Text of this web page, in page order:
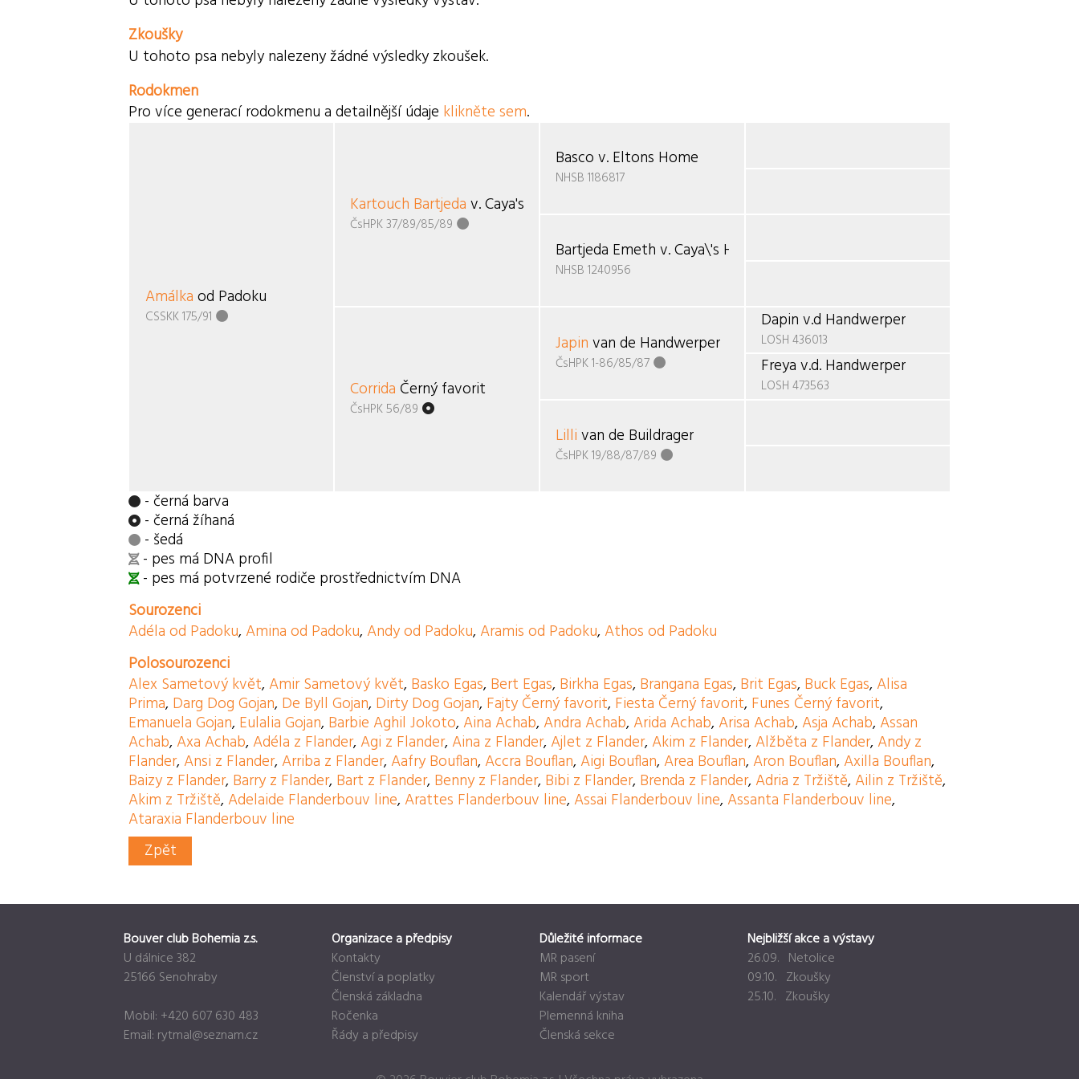
Zkoušky
U tohoto psa nebyly nalezeny žádné výsledky zkoušek.
Rodokmen
Pro více generací rodokmenu a detailnější údaje klikněte sem.
Amálka od Padoku
CSSKK 175/91
Kartouch Bartjeda v. Caya's Home
ČsHPK 37/89/85/89
Corrida Černý favorit
ČsHPK 56/89
Basco v. Eltons Home
NHSB 1186817
Bartjeda Emeth v. Caya\'s Home
NHSB 1240956
Japin van de Handwerper
ČsHPK 1-86/85/87
Lilli van de Buildrager
ČsHPK 19/88/87/89
Dapin v.d Handwerper
LOSH 436013
Freya v.d. Handwerper
LOSH 473563
- černá barva
- černá žíhaná
- šedá
- pes má DNA profil
- pes má potvrzené rodiče prostřednictvím DNA
Sourozenci
Adéla od Padoku, Amina od Padoku, Andy od Padoku, Aramis od Padoku, Athos od Padoku
Polosourozenci
Alex Sametový květ, Amir Sametový květ, Basko Egas, Bert Egas, Birkha Egas, Brangana Egas, Brit Egas, Buck Egas, Alisa
Prima, Darg Dog Gojan, De Byll Gojan, Dirty Dog Gojan, Fajty Černý favorit, Fiesta Černý favorit, Funes Černý favorit,
Emanuela Gojan, Eulalia Gojan, Barbie Aghil Jokoto, Aina Achab, Andra Achab, Arida Achab, Arisa Achab, Asja Achab, Assan
Achab, Axa Achab, Adéla z Flander, Agi z Flander, Aina z Flander, Ajlet z Flander, Akim z Flander, Alžběta z Flander, Andy z
Flander, Ansi z Flander, Arriba z Flander, Aafry Bouflan, Accra Bouflan, Aigi Bouflan, Area Bouflan, Aron Bouflan, Axilla Bouflan,
Baizy z Flander, Barry z Flander, Bart z Flander, Benny z Flander, Bibi z Flander, Brenda z Flander, Adria z Tržiště, Ailin z Tržiště,
Akim z Tržiště, Adelaide Flanderbouv line, Arattes Flanderbouv line, Assai Flanderbouv line, Assanta Flanderbouv line,
Ataraxia Flanderbouv line
Zpět
Bouver club Bohemia z.s.
U dálnice 382
25166 Senohraby
Mobil: +420 607 630 483
Email: rytmal@seznam.cz
Organizace a předpisy
Kontakty
Členství a poplatky
Členská základna
Ročenka
Řády a předpisy
Důležité informace
MR pasení
MR sport
Kalendář výstav
Plemenná kniha
Členská sekce
Nejbližší akce a výstavy
26.09. Netolice
09.10. Zkoušky
25.10. Zkoušky